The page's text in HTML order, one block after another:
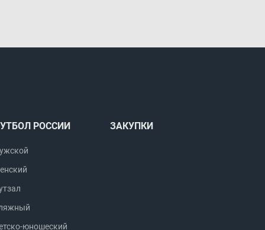
РОССИИ
юношеский
ЗАКУПКИ